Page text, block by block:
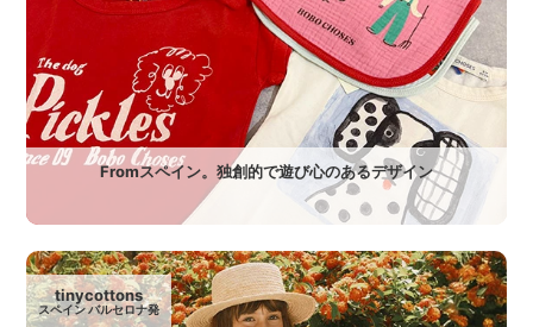
Fromスペイン。独創的で遊び心のあるデザイン
tinycottons
スペイン バルセロナ発